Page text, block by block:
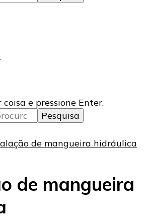
Industrial
e pressione Enter.
de mangueira hidráulica
de mangueira